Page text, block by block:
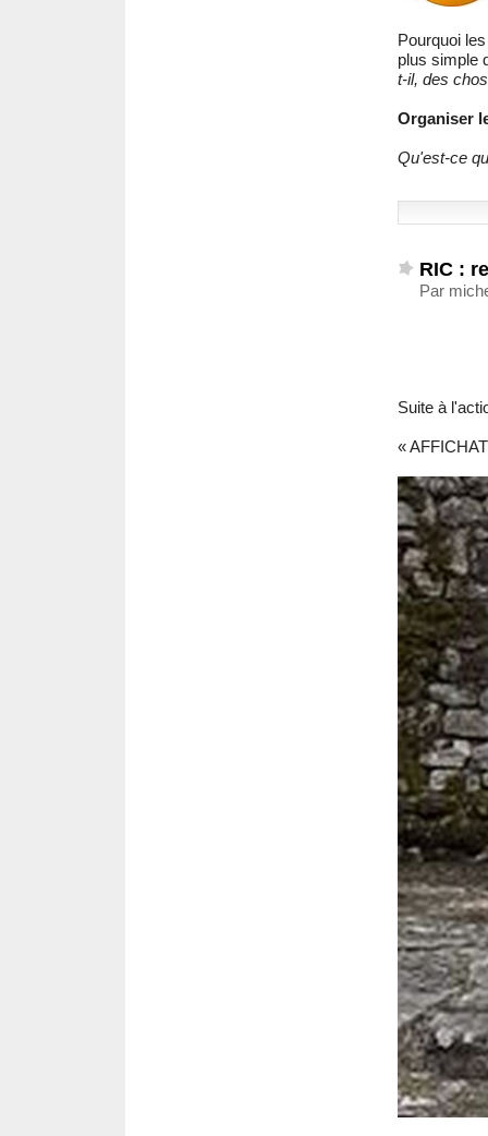
Pourquoi
plus simple
t-il, des
Organiser
Qu'est-ce
RIC :
Par
Suite à
«